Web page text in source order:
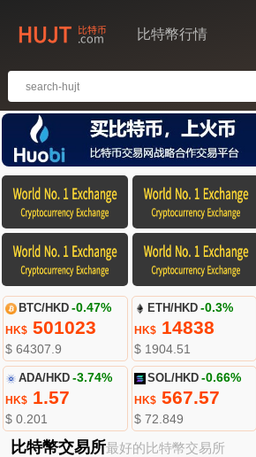
比特幣行情
BTC/HKD -0.47%
HK$501023
$ 64307.9
ETH/HKD -0.3%
HK$ 14838
$ 1904.51
ADA/HKD -3.74%
HK$1.57
$ 0.201
SOL/HKD -0.66%
HK$ 567.57
$ 72.849
比特幣交易所最好的比特幣交易所